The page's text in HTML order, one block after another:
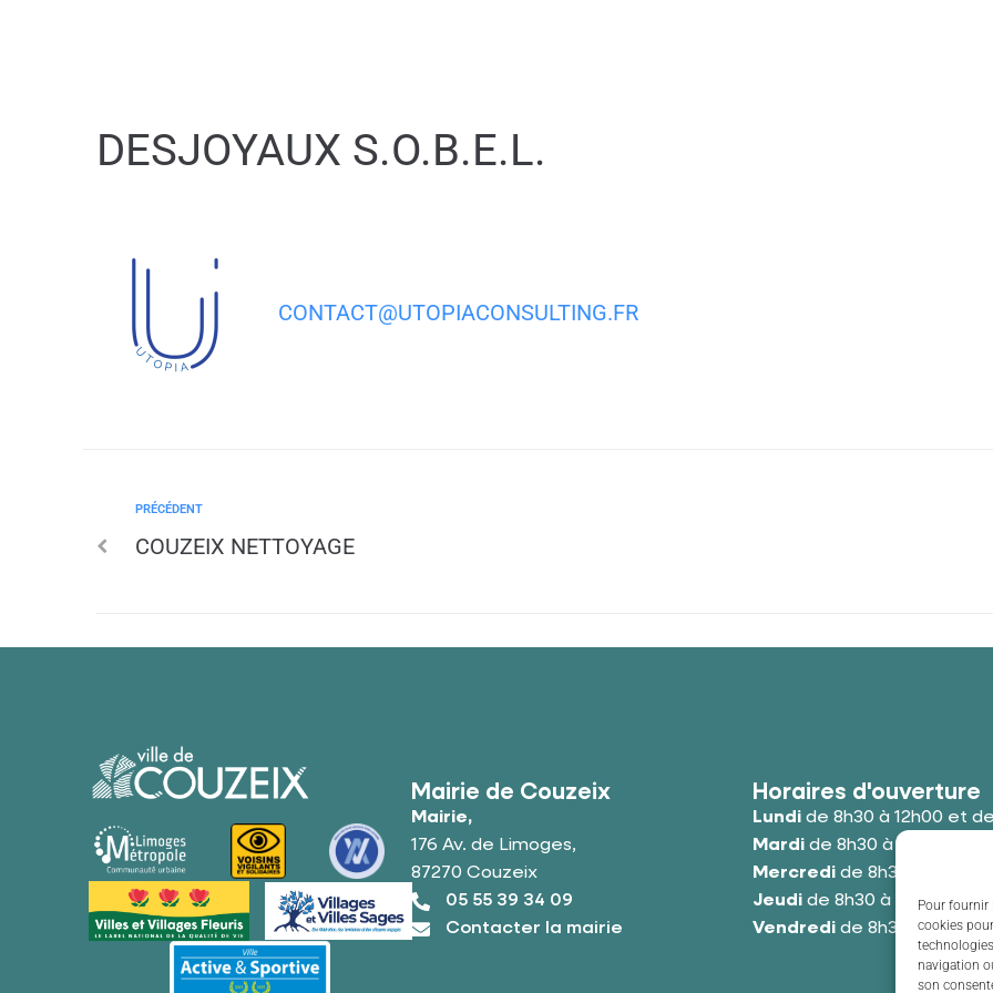
Pour fournir
cookies
navigation
son
DESJOYAUX S.O.B.E.L.
CONTACT@UTOPIACONSULTING.FR
PRÉCÉDENT
COUZEIX NETTOYAGE
Mairie de Couzeix
Mairie,
176 Av. de Limoges,
87270 Couzeix
05 55 39 34 09
Contacter la mairie
Horaires d'ouverture
Lundide 8h30 à 12h00 et de
Mardide 8h30 à 12h00 et de
Mercredide 8h30 à 12h00
Jeudide 8h30 à 12h00 et
Vendredide 8h30 à 12h00